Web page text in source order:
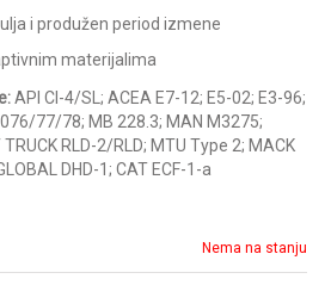
i produžen period izmene
materijalima
API CI-4/SL; ACEA E7-12; E5-02; E3-96;
77/78; MB 228.3; MAN M3275;
TRUCK RLD-2/RLD; MTU Type 2; MACK
DHD-1; CAT ECF-1-a
Nema na stanju